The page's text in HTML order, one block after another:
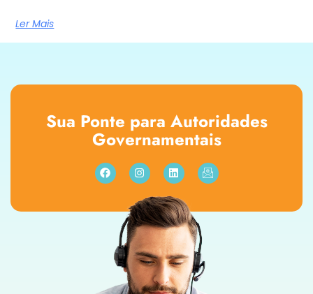
Ler Mais
Sua Ponte para Autoridades
Governamentais